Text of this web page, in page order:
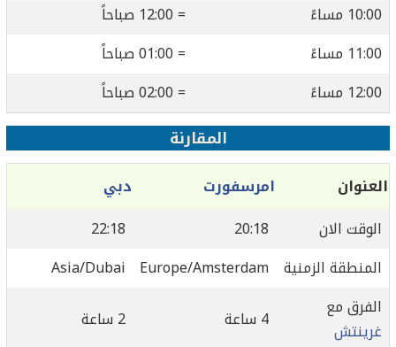
10:00 مساءً
= 12:00 صباحاً
11:00 مساءً
= 01:00 صباحاً
12:00 مساءً
= 02:00 صباحاً
المقارنة
العنوان امرسفورت
دبي
الوقت الان
20:18
22:18
المنطقة الزمنية Europe/Amsterdam
Asia/Dubai
الفرق مع
غرينتش
4 ساعة
2 ساعة